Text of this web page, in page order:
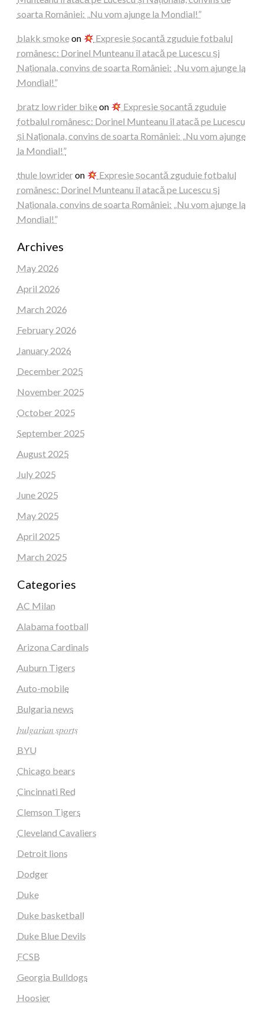
soarta României: „Nu vom ajunge la Mondial!”
blakk smokeon
Expresie șocantă zguduie fotbalul
românesc: Dorinel Munteanu îl atacă pe Lucescu și
Naționala, convins de soarta României: „Nu vom ajunge la
Mondial!”
bratz low rider bikeon
Expresie șocantă zguduie
fotbalul românesc: Dorinel Munteanu îl atacă pe Lucescu
și Naționala, convins de soarta României: „Nu vom ajunge
la Mondial!”
thule lowrideron
Expresie șocantă zguduie fotbalul
românesc: Dorinel Munteanu îl atacă pe Lucescu și
Naționala, convins de soarta României: „Nu vom ajunge la
Mondial!”
Archives
May 2026
April 2026
March 2026
February 2026
January 2026
December 2025
November 2025
October 2025
September 2025
August 2025
July 2025
June 2025
May 2025
April 2025
March 2025
Categories
AC Milan
Alabama football
Arizona Cardinals
Auburn Tigers
Auto-mobile
Bulgaria news
𝑏𝑢𝑙𝑔𝑎𝑟𝑖𝑎𝑛 𝑠𝑝𝑜𝑟𝑡𝑠
BYU
Chicago bears
Cincinnati Red
Clemson Tigers
Cleveland Cavaliers
Detroit lions
Dodger
Duke
Duke basketball
Duke Blue Devils
FCSB
Georgia Bulldogs
Hoosier